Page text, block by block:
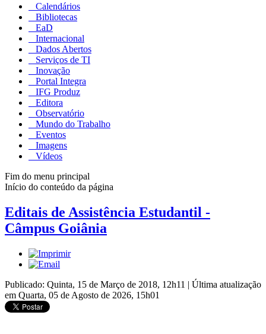
Calendários
Bibliotecas
EaD
Internacional
Dados Abertos
Serviços de TI
Inovação
Portal Integra
IFG Produz
Editora
Observatório
Mundo do Trabalho
Eventos
Imagens
Vídeos
Fim do menu principal
Início do conteúdo da página
Editais de Assistência Estudantil -
Câmpus Goiânia
Publicado: Quinta, 15 de Março de 2018, 12h11 | Última atualização
em Quarta, 05 de Agosto de 2026, 15h01